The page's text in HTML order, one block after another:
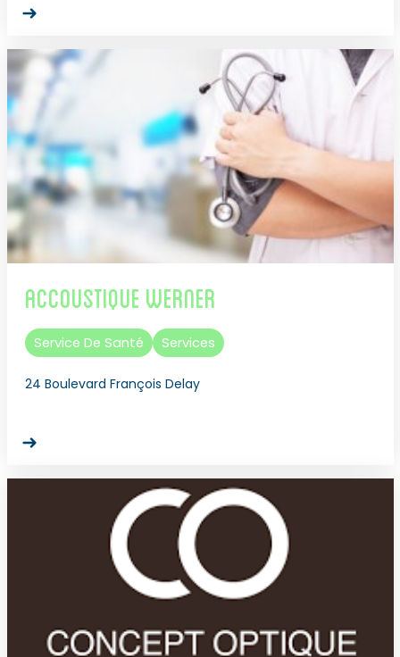
Accoustique Werner
Service De Santé Services
24 Boulevard François Delay